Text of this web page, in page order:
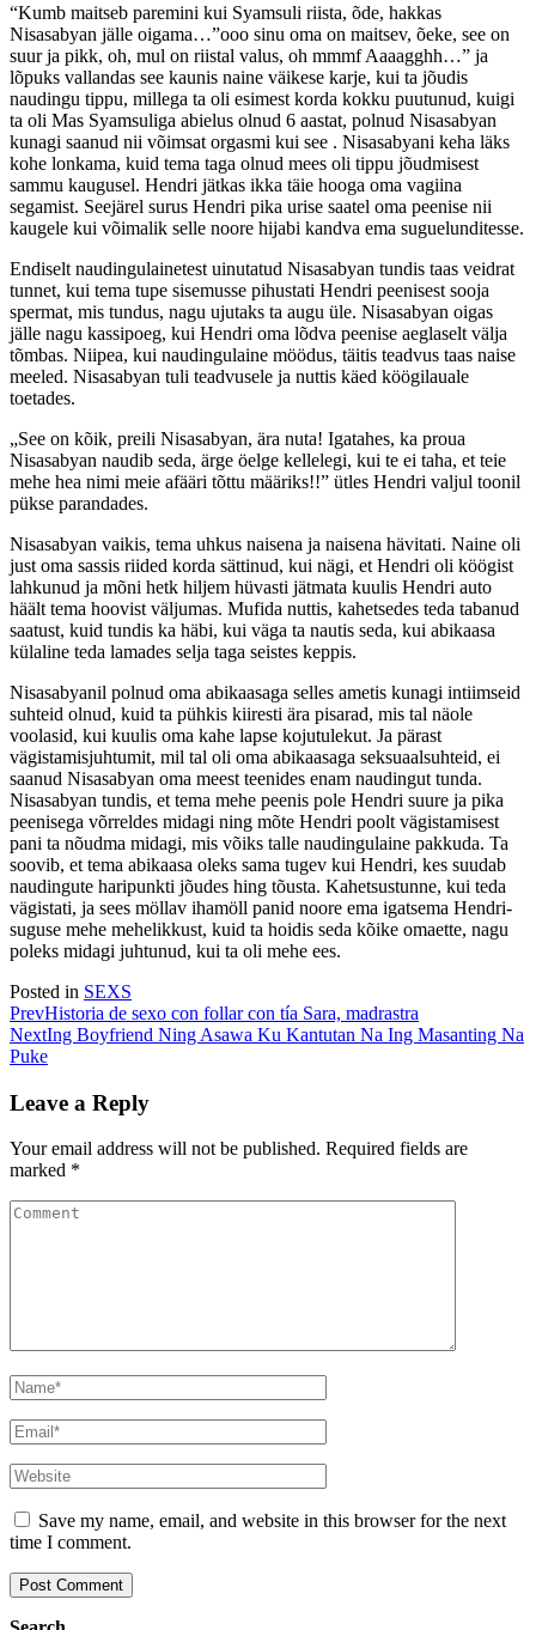
“Kumb maitseb paremini kui Syamsuli riista, õde, hakkas
Nisasabyan jälle oigama…”ooo sinu oma on maitsev, õeke, see on
suur ja pikk, oh, mul on riistal valus, oh mmmf Aaaagghh…” ja
lõpuks vallandas see kaunis naine väikese karje, kui ta jõudis
naudingu tippu, millega ta oli esimest korda kokku puutunud, kuigi
ta oli Mas Syamsuliga abielus olnud 6 aastat, polnud Nisasabyan
kunagi saanud nii võimsat orgasmi kui see . Nisasabyani keha läks
kohe lonkama, kuid tema taga olnud mees oli tippu jõudmisest
sammu kaugusel. Hendri jätkas ikka täie hooga oma vagiina
segamist. Seejärel surus Hendri pika urise saatel oma peenise nii
kaugele kui võimalik selle noore hijabi kandva ema suguelunditesse.
Endiselt naudingulainetest uinutatud Nisasabyan tundis taas veidrat
tunnet, kui tema tupe sisemusse pihustati Hendri peenisest sooja
spermat, mis tundus, nagu ujutaks ta augu üle. Nisasabyan oigas
jälle nagu kassipoeg, kui Hendri oma lõdva peenise aeglaselt välja
tõmbas. Niipea, kui naudingulaine möödus, täitis teadvus taas naise
meeled. Nisasabyan tuli teadvusele ja nuttis käed köögilauale
toetades.
„See on kõik, preili Nisasabyan, ära nuta! Igatahes, ka proua
Nisasabyan naudib seda, ärge öelge kellelegi, kui te ei taha, et teie
mehe hea nimi meie afääri tõttu määriks!!” ütles Hendri valjul toonil
pükse parandades.
Nisasabyan vaikis, tema uhkus naisena ja naisena hävitati. Naine oli
just oma sassis riided korda sättinud, kui nägi, et Hendri oli köögist
lahkunud ja mõni hetk hiljem hüvasti jätmata kuulis Hendri auto
häält tema hoovist väljumas. Mufida nuttis, kahetsedes teda tabanud
saatust, kuid tundis ka häbi, kui väga ta nautis seda, kui abikaasa
külaline teda lamades selja taga seistes keppis.
Nisasabyanil polnud oma abikaasaga selles ametis kunagi intiimseid
suhteid olnud, kuid ta pühkis kiiresti ära pisarad, mis tal näole
voolasid, kui kuulis oma kahe lapse kojutulekut. Ja pärast
vägistamisjuhtumit, mil tal oli oma abikaasaga seksuaalsuhteid, ei
saanud Nisasabyan oma meest teenides enam naudingut tunda.
Nisasabyan tundis, et tema mehe peenis pole Hendri suure ja pika
peenisega võrreldes midagi ning mõte Hendri poolt vägistamisest
pani ta nõudma midagi, mis võiks talle naudingulaine pakkuda. Ta
soovib, et tema abikaasa oleks sama tugev kui Hendri, kes suudab
naudingute haripunkti jõudes hing tõusta. Kahetsustunne, kui teda
vägistati, ja sees möllav ihamöll panid noore ema igatsema Hendri-
suguse mehe mehelikkust, kuid ta hoidis seda kõike omaette, nagu
poleks midagi juhtunud, kui ta oli mehe ees.
Posted in SEXS
PrevHistoria de sexo con follar con tía Sara, madrastra
NextIng Boyfriend Ning Asawa Ku Kantutan Na Ing Masanting Na
Puke
Leave a Reply
Your email address will not be published. Required fields are
marked *
Save my name, email, and website in this browser for the next
time I comment.